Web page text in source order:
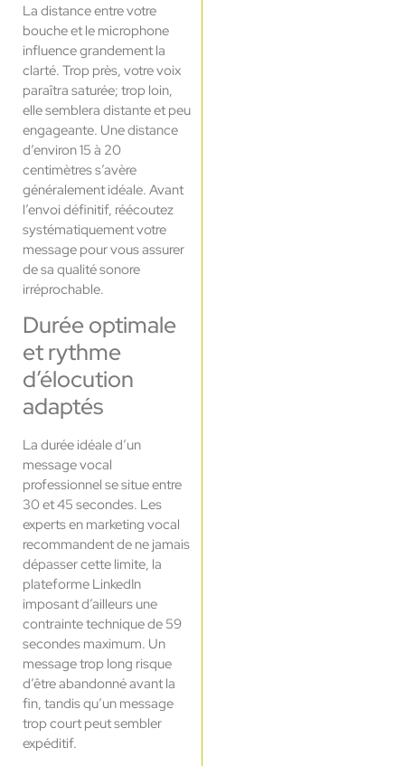
La distance entre votre
bouche et le microphone
influence grandement la
clarté. Trop près, votre voix
paraîtra saturée; trop loin,
elle semblera distante et peu
engageante. Une distance
d’environ 15 à 20
centimètres s’avère
généralement idéale. Avant
l’envoi définitif, réécoutez
systématiquement votre
message pour vous assurer
de sa qualité sonore
irréprochable.
Durée optimale
et rythme
d’élocution
adaptés
La durée idéale d’un
message vocal
professionnel se situe entre
30 et 45 secondes. Les
experts en marketing vocal
recommandent de ne jamais
dépasser cette limite, la
plateforme LinkedIn
imposant d’ailleurs une
contrainte technique de 59
secondes maximum. Un
message trop long risque
d’être abandonné avant la
fin, tandis qu’un message
trop court peut sembler
expéditif.